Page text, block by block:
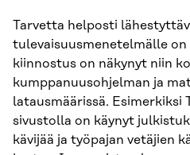
Tarvetta helposti
tulevaisuusmenetelmälle
kiinnostus on näkynyt niin
kumppanuusohjelman ja
latausmäärissä. Esimerkiksi
sivustolla on käynyt
kävijää ja työpajan vetäjien